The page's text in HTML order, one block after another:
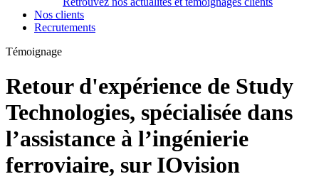
Nos clients
Recrutements
Témoignage
Retour d'expérience de Study
Technologies, spécialisée dans
l’assistance à l’ingénierie
ferroviaire, sur IOvision